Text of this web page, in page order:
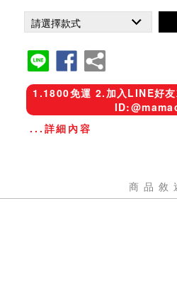
1.1800免運 2.加入LINE好
...詳細內容
商品敘